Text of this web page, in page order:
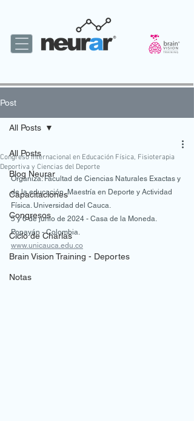
Post
All Posts
Blog Neurar
Capacitaciones
Congresos
Ciclo de Charlas
Brain Vision Training - Deportes
Notas
All Posts
Congreso Internacional en Educación Física, Fisioterapia
Deportiva y Ciencias del Deporte
Organiza: Facultad de Ciencias Naturales Exactas y
de la educación, Maestría en Deporte y Actividad
Física. Universidad del Cauca.
5 y 6 de junio de 2024 - Casa de la Moneda.
Popayán - Colombia.
www.unicauca.edu.co